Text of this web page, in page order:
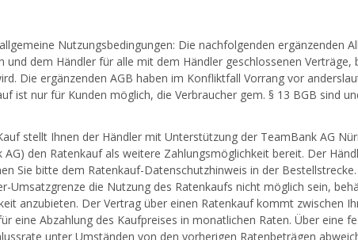
Nutzungsbedingungen: Die nachfolgenden ergänzenden
und dem Händler für alle mit dem Händler geschlossenen
Die ergänzenden AGB haben im Konfliktfall Vorrang vor
ist nur für Kunden möglich, die Verbraucher gem. § 13 BGB sind
stellt Ihnen der Händler mit Unterstützung der TeamBank AG
den Ratenkauf als weitere Zahlungsmöglichkeit bereit. Der
Sie bitte dem Ratenkauf-Datenschutzhinweis in der
Umsatzgrenze die Nutzung des Ratenkaufs nicht möglich sein,
anzubieten. Der Vertrag über einen Ratenkauf kommt zwischen
eine Abzahlung des Kaufpreises in monatlichen Raten. Über eine
unter Umständen von den vorherigen Ratenbeträgen